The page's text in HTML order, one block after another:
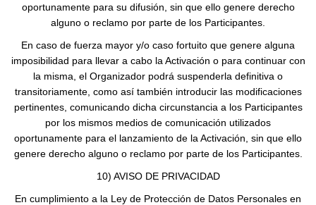
oportunamente para su difusión, sin que ello genere derecho
alguno o reclamo por parte de los Participantes.
En caso de fuerza mayor y/o caso fortuito que genere alguna
imposibilidad para llevar a cabo la Activación o para continuar con
la misma, el Organizador podrá suspenderla definitiva o
transitoriamente, como así también introducir las modificaciones
pertinentes, comunicando dicha circunstancia a los Participantes
por los mismos medios de comunicación utilizados
oportunamente para el lanzamiento de la Activación, sin que ello
genere derecho alguno o reclamo por parte de los Participantes.
10) AVISO DE PRIVACIDAD
En cumplimiento a la Ley de Protección de Datos Personales en